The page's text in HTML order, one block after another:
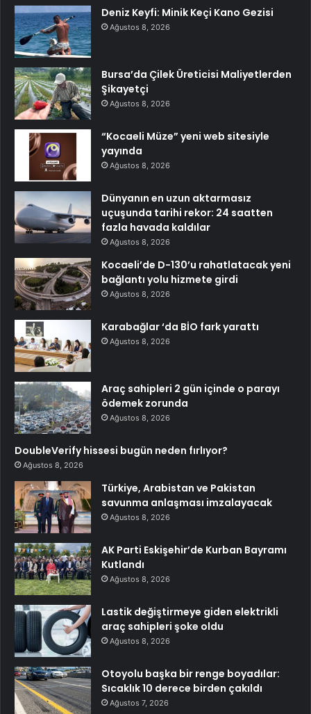
Deniz Keyfi: Minik Keçi Kano Gezisi
Ağustos 8, 2026
Bursa’da Çilek Üreticisi Maliyetlerden
Şikayetçi
Ağustos 8, 2026
“Kocaeli Müze” yeni web sitesiyle
yayında
Ağustos 8, 2026
Dünyanın en uzun aktarmasız
uçuşunda tarihi rekor: 24 saatten
fazla havada kaldılar
Ağustos 8, 2026
Kocaeli’de D-130’u rahatlatacak yeni
bağlantı yolu hizmete girdi
Ağustos 8, 2026
Karabağlar ‘da BİO fark yarattı
Ağustos 8, 2026
Araç sahipleri 2 gün içinde o parayı
ödemek zorunda
Ağustos 8, 2026
DoubleVerify hissesi bugün neden fırlıyor?
Ağustos 8, 2026
Türkiye, Arabistan ve Pakistan
savunma anlaşması imzalayacak
Ağustos 8, 2026
AK Parti Eskişehir’de Kurban Bayramı
Kutlandı
Ağustos 8, 2026
Lastik değiştirmeye giden elektrikli
araç sahipleri şoke oldu
Ağustos 8, 2026
Otoyolu başka bir renge boyadılar:
Sıcaklık 10 derece birden çakıldı
Ağustos 7, 2026